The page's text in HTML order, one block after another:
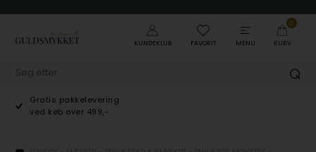
KUNDEKLUB FAVORIT MENU
0
KURV
Gratis pakkelevering
ved køb over 499,-